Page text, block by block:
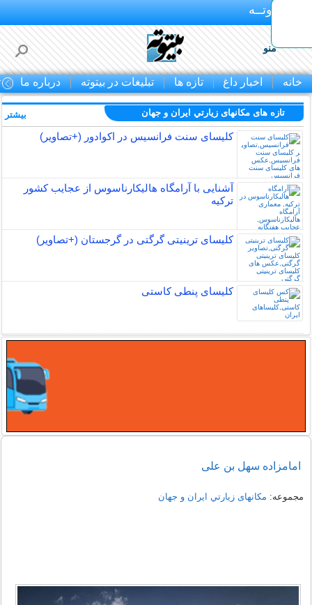
بـیتوتــه
منو
خانه اخبار داغ تازه ها تبلیغات در بیتوته درباره ما
تازه های مکانهای زيارتي ايران و جهان
کلیسای سنت فرانسیس در اکوادور (+تصاویر)
آشنایی با آرامگاه هالیکارناسوس از عجایب کشور
ترکیه
کلیسای ترینیتی گرگتی در گرجستان (+تصاویر)
کلیسای پنطی کاستی
بیشتر
امامزاده سهل بن علی
مجموعه: مکانهای زيارتي ايران و جهان